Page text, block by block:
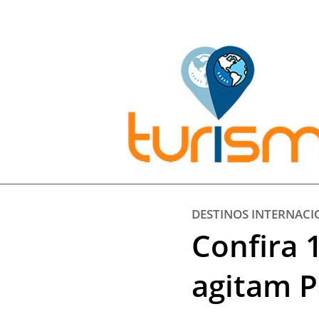
Pesquisar:
DESTINOS
Confira
agitam